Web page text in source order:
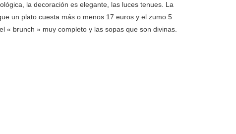
la decoración es elegante, las luces tenues. La
un plato cuesta más o menos 17 euros y el zumo 5
« brunch » muy completo y las sopas que son divinas.